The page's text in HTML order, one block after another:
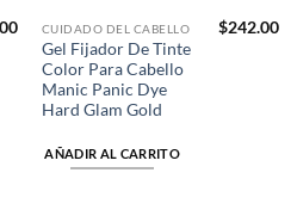
CUIDADO DEL CABELLO
Gel Fijador De Tinte
Color Para Cabello
Manic Panic Dye
Hard Glam Gold
$242.00
AÑADIR AL CARRITO